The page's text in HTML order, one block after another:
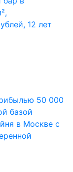
12 лет
в Москве с